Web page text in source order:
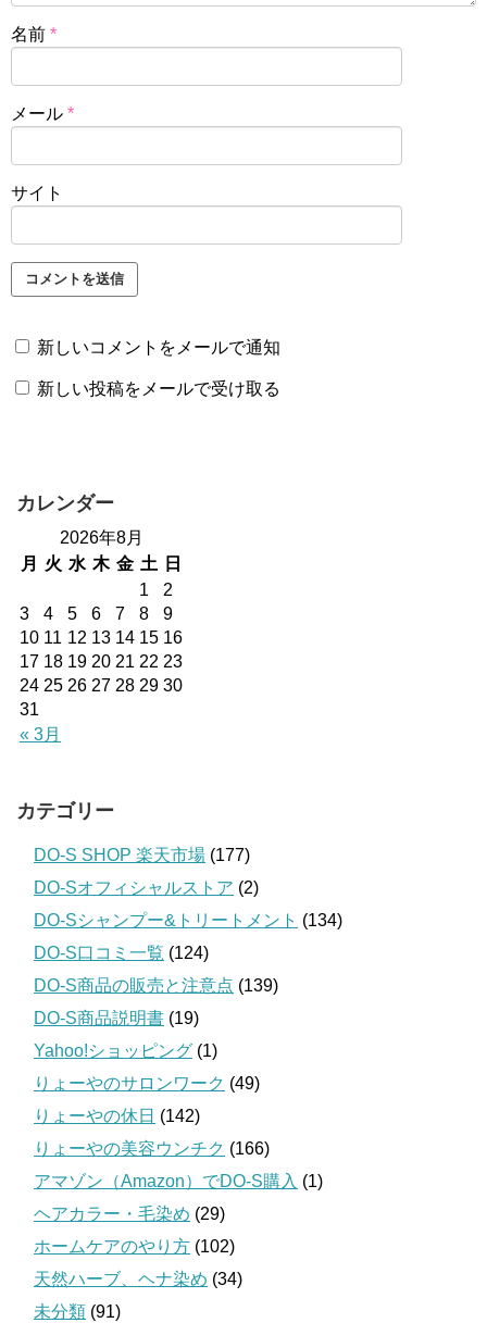
名前 *
メール *
サイト
新しいコメントをメールで通知
新しい投稿をメールで受け取る
カレンダー
2026年8月
月
火 水 木 金 土 日
« 3月
1
2
3
4 5 6 7 8
9
10 11 12 13 14 15 16
17 18 19 20 21 22 23
24 25 26 27 28 29 30
31
カテゴリー
DO-S SHOP 楽天市場 (177)
DO-Sオフィシャルストア (2)
DO-Sシャンプー&トリートメント (134)
DO-S口コミ一覧 (124)
DO-S商品の販売と注意点 (139)
DO-S商品説明書 (19)
Yahoo!ショッピング (1)
りょーやのサロンワーク (49)
りょーやの休日 (142)
りょーやの美容ウンチク (166)
アマゾン（Amazon）でDO-S購入 (1)
ヘアカラー・毛染め (29)
ホームケアのやり方 (102)
天然ハーブ、ヘナ染め (34)
未分類 (91)